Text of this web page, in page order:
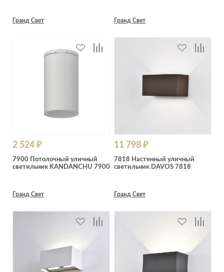
Гранд Свет Гранд Свет
2 524 ₽
7900 Потолочный уличный
светильник KANDANCHU 7900
Гранд Свет
11 798 ₽
7818 Настенный уличный
светильник DAVOS 7818
Гранд Свет